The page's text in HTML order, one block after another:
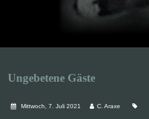
Ungebetene Gäste
Mittwoch, 7. Juli 2021 C. Araxe